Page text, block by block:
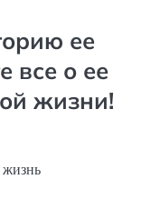
ее
все о ее
жизни!